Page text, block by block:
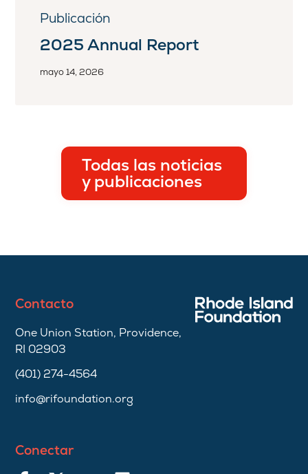
Publicación
2025 Annual Report
mayo 14, 2026
Todas las noticias
y publicaciones
Contacto
One Union Station, Providence,
RI 02903
(401) 274-4564
info@rifoundation.org
Conectar